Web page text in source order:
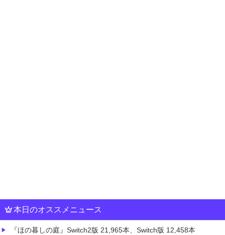
本日のオススメニュース
『ほの暮しの庭』Switch2版 21,965本、Switch版 12,458本